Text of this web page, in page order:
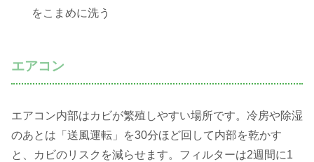
をこまめに洗う
エアコン
エアコン内部はカビが繁殖しやすい場所です。冷房や除湿
のあとは「送風運転」を30分ほど回して内部を乾かす
と、カビのリスクを減らせます。フィルターは2週間に1